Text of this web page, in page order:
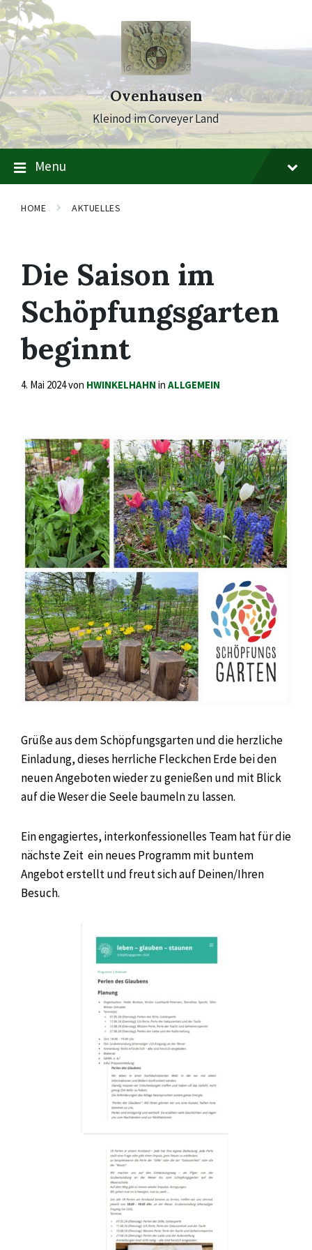
Skip
to
content
Skip
to
main
navigation
Skip
to
footer
Ovenhausen
Kleinod im Corveyer Land
Menu
HOME AKTUELLES
Die Saison im
Schöpfungsgarten
beginnt
4. Mai 2024von HWINKELHAHN in ALLGEMEIN
Grüße aus dem Schöpfungsgarten und die herzliche
Einladung, dieses herrliche Fleckchen Erde bei den
neuen Angeboten wieder zu genießen und mit Blick
auf die Weser die Seele baumeln zu lassen.
Ein engagiertes, interkonfessionelles Team hat für die
nächste Zeit ein neues Programm mit buntem
Angebot erstellt und freut sich auf Deinen/Ihren
Besuch.